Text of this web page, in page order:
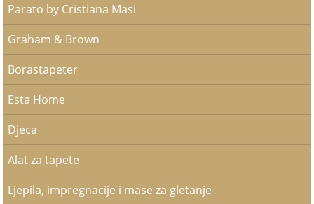
Parato by Cristiana Masi
Graham & Brown
Borastapeter
Esta Home
Djeca
Alat za tapete
Ljepila, impregnacije i mase za gletanje